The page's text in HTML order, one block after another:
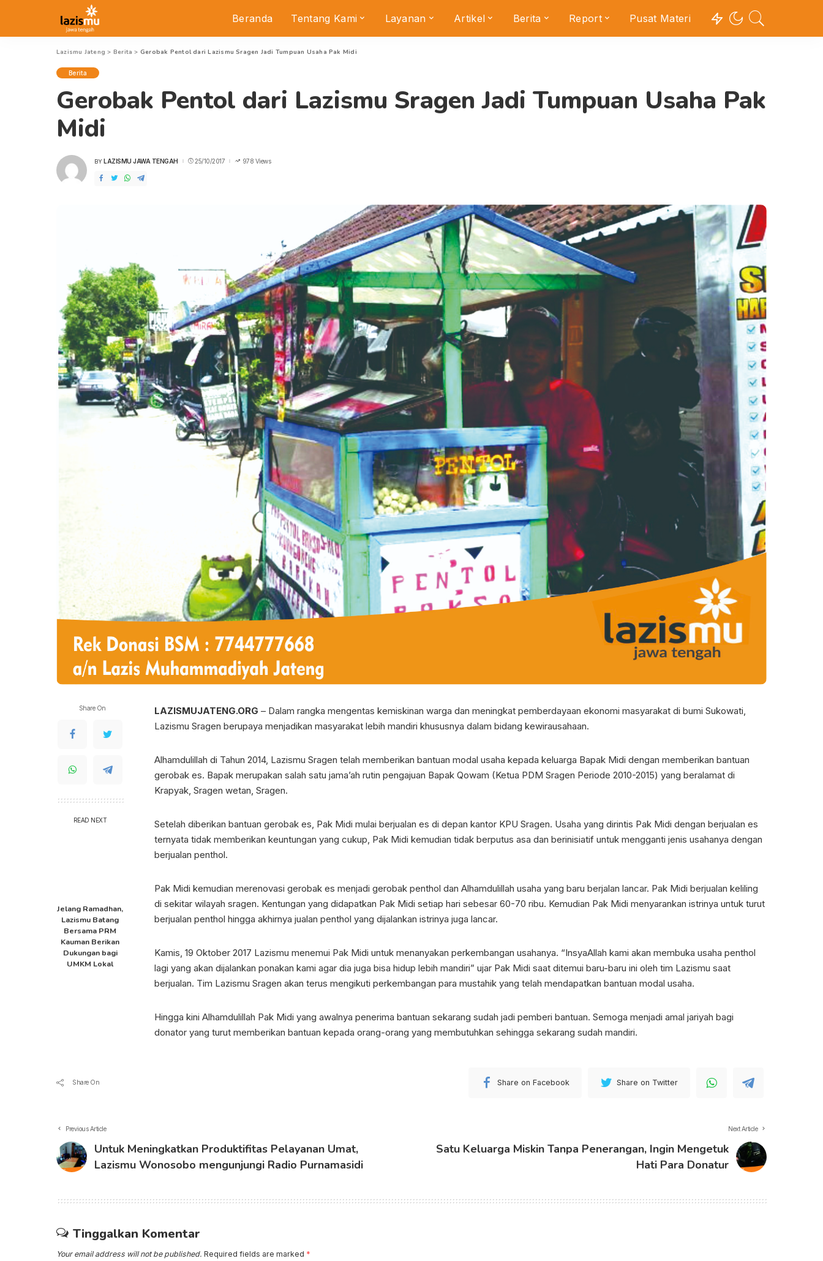
Beranda Tentang Kami Layanan Artikel Berita Report Pusat Materi
Lazismu Jateng > Berita > Gerobak Pentol dari Lazismu Sragen Jadi Tumpuan Usaha Pak Midi
Berita
Gerobak Pentol dari Lazismu Sragen Jadi Tumpuan Usaha Pak
Midi
POSTED
BY LAZISMU JAWA TENGAH 25/10/2017 978 Views
Share On
READ NEXT
Jelang Ramadhan,
Lazismu Batang
Bersama PRM
Kauman Berikan
Dukungan bagi
UMKM Lokal
LAZISMUJATENG.ORG – Dalam rangka mengentas kemiskinan warga dan meningkat pemberdayaan ekonomi masyarakat di bumi Sukowati,
Lazismu Sragen berupaya menjadikan masyarakat lebih mandiri khususnya dalam bidang kewirausahaan.
Alhamdulillah di Tahun 2014, Lazismu Sragen telah memberikan bantuan modal usaha kepada keluarga Bapak Midi dengan memberikan bantuan
gerobak es. Bapak merupakan salah satu jama’ah rutin pengajuan Bapak Qowam (Ketua PDM Sragen Periode 2010-2015) yang beralamat di
Krapyak, Sragen wetan, Sragen.
Setelah diberikan bantuan gerobak es, Pak Midi mulai berjualan es di depan kantor KPU Sragen. Usaha yang dirintis Pak Midi dengan berjualan es
ternyata tidak memberikan keuntungan yang cukup, Pak Midi kemudian tidak berputus asa dan berinisiatif untuk mengganti jenis usahanya dengan
berjualan penthol.
Pak Midi kemudian merenovasi gerobak es menjadi gerobak penthol dan Alhamdulillah usaha yang baru berjalan lancar. Pak Midi berjualan keliling
di sekitar wilayah sragen. Kentungan yang didapatkan Pak Midi setiap hari sebesar 60-70 ribu. Kemudian Pak Midi menyarankan istrinya untuk turut
berjualan penthol hingga akhirnya jualan penthol yang dijalankan istrinya juga lancar.
Kamis, 19 Oktober 2017 Lazismu menemui Pak Midi untuk menanyakan perkembangan usahanya. “InsyaAllah kami akan membuka usaha penthol
lagi yang akan dijalankan ponakan kami agar dia juga bisa hidup lebih mandiri” ujar Pak Midi saat ditemui baru-baru ini oleh tim Lazismu saat
berjualan. Tim Lazismu Sragen akan terus mengikuti perkembangan para mustahik yang telah mendapatkan bantuan modal usaha.
Hingga kini Alhamdulillah Pak Midi yang awalnya penerima bantuan sekarang sudah jadi pemberi bantuan. Semoga menjadi amal jariyah bagi
donator yang turut memberikan bantuan kepada orang-orang yang membutuhkan sehingga sekarang sudah mandiri.
Share On Share on Facebook Share on Twitter
Previous Article
Untuk Meningkatkan Produktifitas Pelayanan Umat,
Lazismu Wonosobo mengunjungi Radio Purnamasidi
Next Article
Satu Keluarga Miskin Tanpa Penerangan, Ingin Mengetuk
Hati Para Donatur
Tinggalkan Komentar
Your email address will not be published. Required fields are marked *